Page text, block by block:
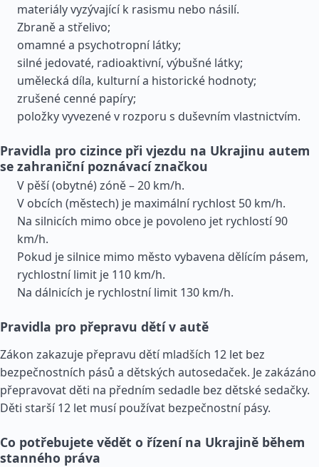
materiály vyzývající k rasismu nebo násilí.
Zbraně a střelivo;
omamné a psychotropní látky;
silné jedovaté, radioaktivní, výbušné látky;
umělecká díla, kulturní a historické hodnoty;
zrušené cenné papíry;
položky vyvezené v rozporu s duševním vlastnictvím.
Pravidla pro cizince při vjezdu na Ukrajinu autem
se zahraniční poznávací značkou
V pěší (obytné) zóně – 20 km/h.
V obcích (městech) je maximální rychlost 50 km/h.
Na silnicích mimo obce je povoleno jet rychlostí 90
km/h.
Pokud je silnice mimo město vybavena dělícím pásem,
rychlostní limit je 110 km/h.
Na dálnicích je rychlostní limit 130 km/h.
Pravidla pro přepravu dětí v autě
Zákon zakazuje přepravu dětí mladších 12 let bez
bezpečnostních pásů a dětských autosedaček. Je zakázáno
přepravovat děti na předním sedadle bez dětské sedačky.
Děti starší 12 let musí používat bezpečnostní pásy.
Co potřebujete vědět o řízení na Ukrajině během
stanného práva